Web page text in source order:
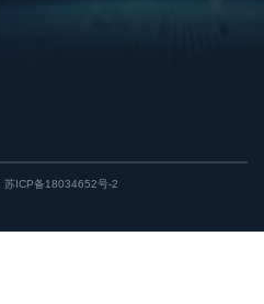
苏ICP备18034652号-2